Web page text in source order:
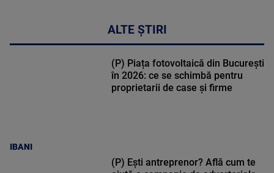
ALTE ȘTIRI
IBANI
(P) Piața fotovoltaică din București
în 2026: ce se schimbă pentru
proprietarii de case și firme
(P) Ești antreprenor? Află cum te